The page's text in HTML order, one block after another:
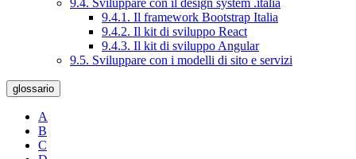
9.4. Sviluppare con il design system .italia
9.4.1. Il framework Bootstrap Italia
9.4.2. Il kit di sviluppo React
9.4.3. Il kit di sviluppo Angular
9.5. Sviluppare con i modelli di sito e servizi
glossario
A
B
C